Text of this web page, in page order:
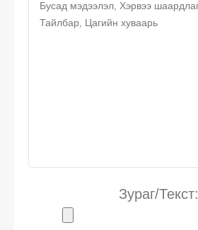
Зураг/Текст: